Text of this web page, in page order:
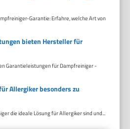
Garantie: Erfahre, welche Art von
bieten Hersteller für
Garantieleistungen für Dampfreiniger -
Allergiker besonders zu
die ideale Lösung für Allergiker sind und...